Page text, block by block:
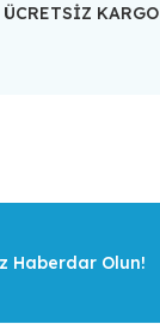
ÜCRETSİZ KARGO
Haberdar Olun!